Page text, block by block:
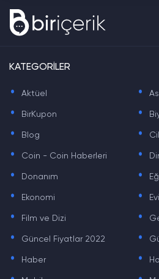
KATEGORİLER
. Aktüel .
. BirKupon .
. Blog .
. Coin - Coin Haberleri .
. Donanım .
. Ekonomi .
. Film ve Dizi .
. Güncel Fiyatlar 2022 .
. Haber .
. .